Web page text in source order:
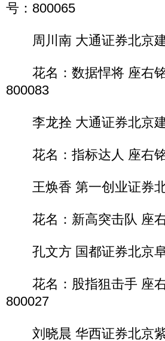
号：800065
周川南 大通证券北京建
花名：数据悍将 座右铭
800083
李龙拴 大通证券北京建
花名：指标达人 座右铭
王焕香 第一创业证券北
花名：新高突击队 座右
孔文方 国都证券北京阜
花名：股指狙击手 座右
800027
刘晓晨 华西证券北京紫